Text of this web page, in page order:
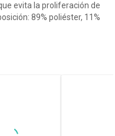
evita la proliferación de
89% poliéster, 11%